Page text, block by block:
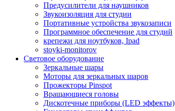
Предусилители для наушников
Звукоизоляция для студии
Портативные устройства звукозаписи
Программное обеспечение для студий
крепежи для ноутбуков, Ipad
stoyki-monitorov
Световое оборудование
Зеркальные шары
Моторы для зеркальных шаров
Прожекторы Pinspot
Вращающиеся головы
Дискотечные приборы (LED эффекты)